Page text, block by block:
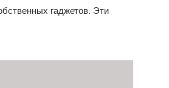
гаджетов. Эти